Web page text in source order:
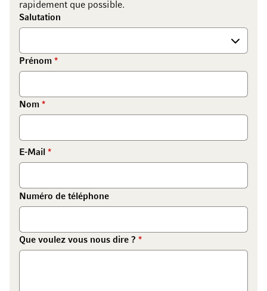
rapidement que possible.
Salutation
Prénom
Nom
E-Mail
Numéro de téléphone
Que voulez vous nous dire ?